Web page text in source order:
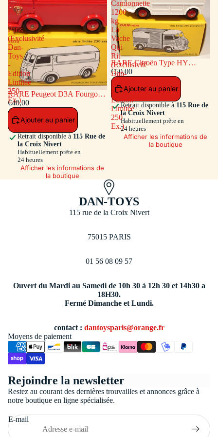
Tôlé
Pompiers
de
Paris
(Exclusivité
Dan-
Toys
-
Edition
Limitée
250
Ex.)
RARE Peugeot D3A Fourgon
Tôlé Pompiers de Paris
(Exclusivité Dan-Toys - Edition
Limitée 250 Ex.)
€40,00
Ajouter au panier
Retrait disponible à 115 Rue de
la Croix Nivert
Habituellement prête en
24 heures
Afficher les informations de
la boutique
Camionnette
1200
kg
La
Vache
Qui
Rit
(Exclusivité
Dan-
Toys
-
Edition
Limitée
250
Ex.)
RARE Citroën Type HY
Camionnette 1200 kg La Vache
Qui Rit (Exclusivité Dan-Toys -
Edition Limitée 250 Ex.)
€50,00
Ajouter au panier
Retrait disponible à 115 Rue de
la Croix Nivert
Habituellement prête en
24 heures
Afficher les informations de
la boutique
DAN-TOYS
115 rue de la Croix Nivert
75015 PARIS
01 56 08 09 57
Ouvert du Mardi au Samedi de 10h 30 à 12h 30 et 14h30 a
18H30.
Fermé Dimanche et Lundi.
contact : dantoysparis@orange.fr
Moyens de paiement
Rejoindre la newsletter
Restez au courant des dernières trouvailles et annonces grâce à
notre boutique en ligne spécialisée.
E-mail
Conditions générales de vente
Coordonnées
Politique d’expédition